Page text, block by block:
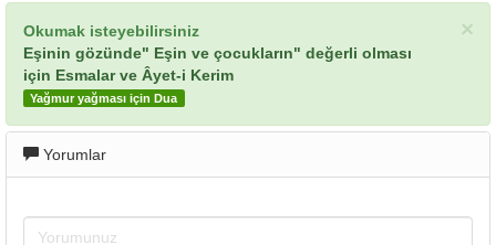
×
Okumak isteyebilirsiniz
Eşinin gözünde" Eşin ve çocukların" değerli olması
için Esmalar ve Âyet-i Kerim
Yağmur yağması için Dua
Yorumlar